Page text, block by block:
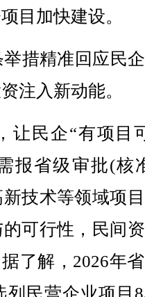
目加快建设。
措精准回应民
注入新动能。
民企“有项目
报省级审批(核
技术等领域项
可行性，民间
了解，2026年